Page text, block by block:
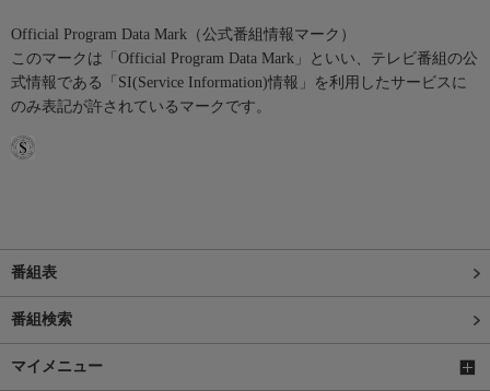
Official Program Data Mark（公式番組情報マーク）
このマークは「Official Program Data Mark」といい、テレビ番組の公
式情報である「SI(Service Information)情報」を利用したサービスに
のみ表記が許されているマークです。
番組表
番組検索
マイメニュー